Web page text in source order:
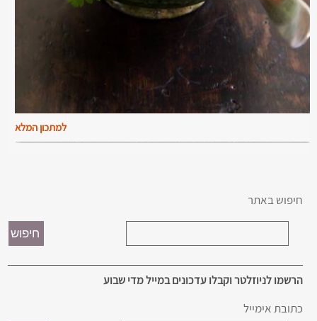
למתכון המלא
חיפוש באתר
הרשמו לניוזלטר וקבלו עדכונים במייל מדי שבוע
כתובת אימייל